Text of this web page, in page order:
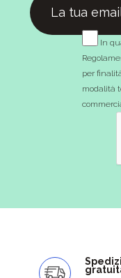
In
per
modalità